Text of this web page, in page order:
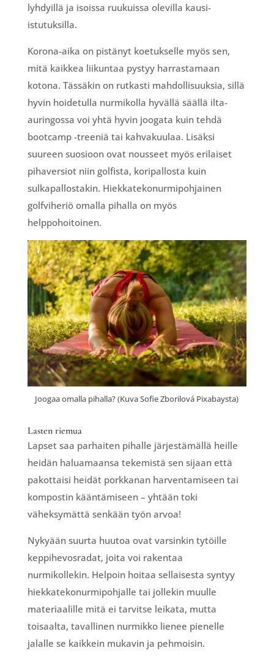
lyhdyillä ja isoissa ruukuissa olevilla kausi-
istutuksilla.
Korona-aika on pistänyt koetukselle myös sen,
mitä kaikkea liikuntaa pystyy harrastamaan
kotona. Tässäkin on rutkasti mahdollisuuksia, sillä
hyvin hoidetulla nurmikolla hyvällä säällä ilta-
auringossa voi yhtä hyvin joogata kuin tehdä
bootcamp -treeniä tai kahvakuulaa. Lisäksi
suureen suosioon ovat nousseet myös erilaiset
pihaversiot niin golfista, koripallosta kuin
sulkapallostakin. Hiekkatekonurmipohjainen
golfviheriö omalla pihalla on myös
helppohoitoinen.
Joogaa omalla pihalla? (Kuva Sofie Zborilová Pixabaysta)
Lasten riemua
Lapset saa parhaiten pihalle järjestämällä heille
heidän haluamaansa tekemistä sen sijaan että
pakottaisi heidät porkkanan harventamiseen tai
kompostin kääntämiseen – yhtään toki
väheksymättä senkään työn arvoa!
Nykyään suurta huutoa ovat varsinkin tytöille
keppihevosradat, joita voi rakentaa
nurmikollekin. Helpoin hoitaa sellaisesta syntyy
hiekkatekonurmipohjalle tai jollekin muulle
materiaalille mitä ei tarvitse leikata, mutta
toisaalta, tavallinen nurmikko lienee pienelle
jalalle se kaikkein mukavin ja pehmoisin.